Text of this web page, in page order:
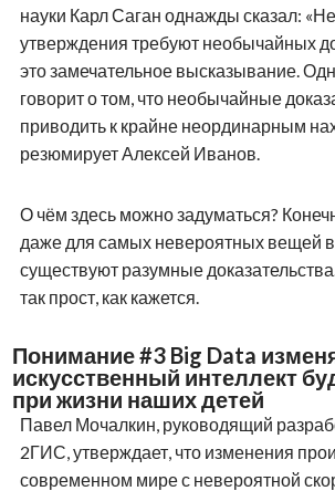
науки Карл Саган однажды сказал:
утверждения требуют необычайных
это замечательное высказывание.
говорит о том, что необычайные
приводить к крайне неординарным
резюмирует Алексей Иванов.
О чём здесь можно задуматься?
даже для самых невероятных вещей
существуют разумные
так прост, как кажется.
Понимание #3 Big Data
искусственный интеллект
при жизни наших детей
Павел Мочалкин, руководящий
2ГИС, утверждает, что изменения
современном мире с невероятной